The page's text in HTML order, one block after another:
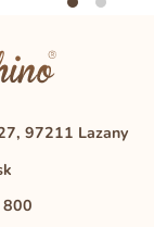
97211 Lazany